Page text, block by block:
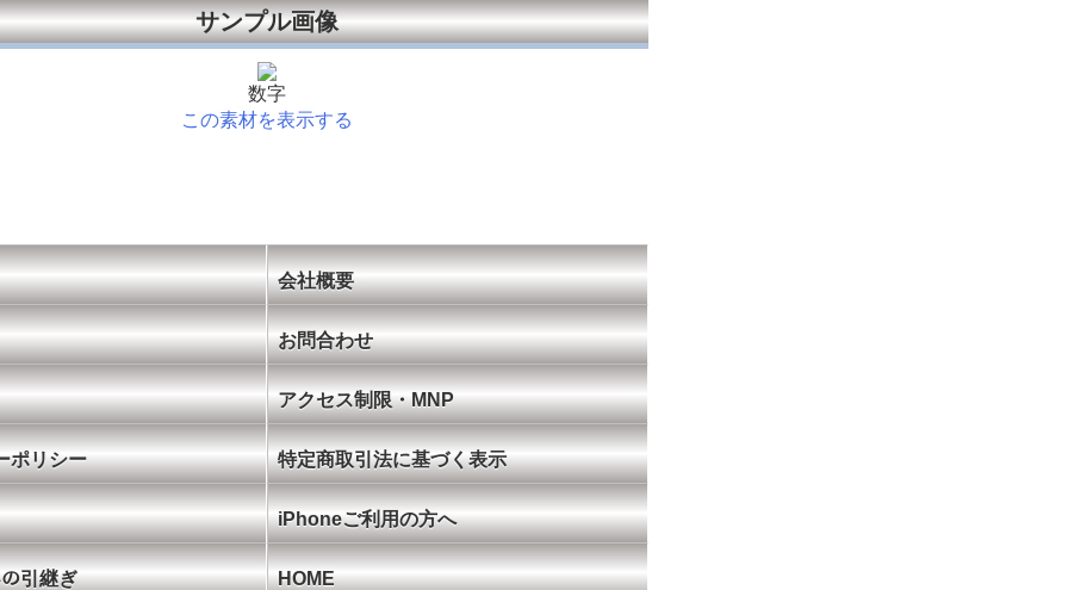
サンプル画像
数字
この素材を表示する
会社概要
お問合わせ
アクセス制限・MNP
ポリシー 特定商取引法に基づく表示
iPhoneご利用の方へ
の引継ぎ HOME